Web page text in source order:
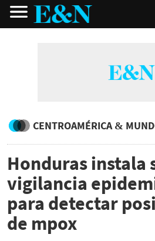
CENTROAMÉRICA &
Honduras instala
vigilancia
para detectar
de mpox